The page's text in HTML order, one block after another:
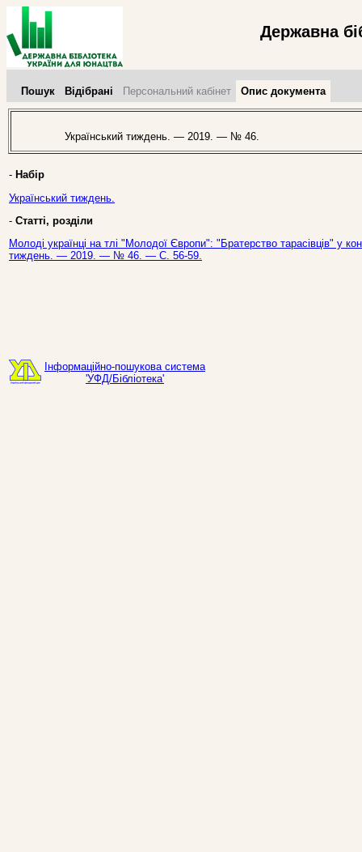
Державна
Пошук Відібрані Персональний кабінет Опис документа
Український тиждень. — 2019. — № 46.
- Набір
Український тиждень.
- Статті, розділи
Молоді українці на тлі "Молодої Європи": "Братерство тарасівців" у
тиждень. — 2019. — № 46. — С. 56-59.
Інформаційно-пошукова система
'УФД/Бібліотека'